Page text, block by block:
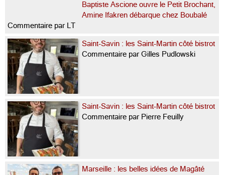
Baptiste Ascione ouvre le Petit Brochant,
Amine Ifakren débarque chez Boubalé
Commentaire par LT
Saint-Savin : les Saint-Martin côté bistrot
Commentaire par Gilles Pudlowski
Saint-Savin : les Saint-Martin côté bistrot
Commentaire par Pierre Feuilly
Marseille : les belles idées de Magâté